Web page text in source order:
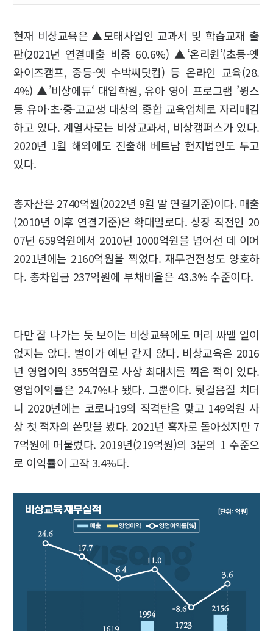
현재 비상교육은 ▲모태사업인 교과서 및 학습교재 출
판(2021년 연결매출 비중 60.6%) ▲‘온리원’(초등-옛
와이즈캠프, 중등-옛 수박씨닷컴) 등 온라인 교육(28.
4%) ▲’비상에듀‘ 대입학원, 유아 영어 프로그램 ’윙스
등 유아·초·중·고교생 대상의 종합 교육업체로 자리매김
하고 있다. 계열사로는 비상교과서, 비상캠퍼스가 있다.
2020년 1월 해외에도 진출해 베트남 현지법인도 두고
있다.
총자산은 2740억원(2022년 9월 말 연결기준)이다. 매출
(2010년 이후 연결기준)은 확대일로다. 상장 직전인 20
07년 659억원에서 2010년 1000억원을 넘어선 데 이어
2021년에는 2160억원을 찍었다. 재무건전성도 양호하
다. 총차입금 237억원에 부채비율은 43.3% 수준이다.
다만 잘 나가는 듯 보이는 비상교육에도 머리 싸맬 일이
없지는 않다. 벌이가 예년 같지 않다. 비상교육은 2016
년 영업이익 355억원로 사상 최대치를 찍은 적이 있다.
영업이익률은 24.7%나 됐다. 그뿐이다. 뒷걸음질 치더
니 2020년에는 코로나19의 직격탄을 맞고 149억원 사
상 첫 적자의 쓴맛을 봤다. 2021년 흑자로 돌아섰지만 7
7억원에 머물렀다. 2019년(219억원)의 3분의 1 수준으
로 이익률이 고작 3.4%다.